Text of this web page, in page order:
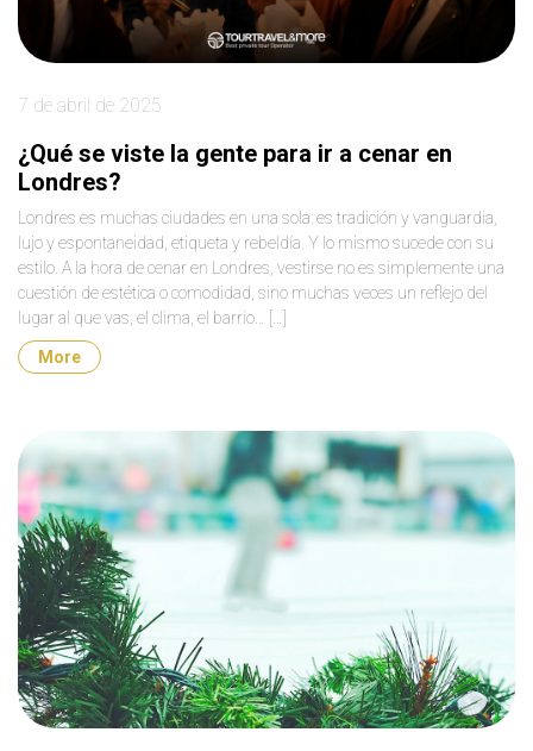
7 de abril de 2025
¿Qué se viste la gente para ir a cenar en
Londres?
Londres es muchas ciudades en una sola: es tradición y vanguardia,
lujo y espontaneidad, etiqueta y rebeldía. Y lo mismo sucede con su
estilo. A la hora de cenar en Londres, vestirse no es simplemente una
cuestión de estética o comodidad, sino muchas veces un reflejo del
lugar al que vas, el clima, el barrio… […]
More